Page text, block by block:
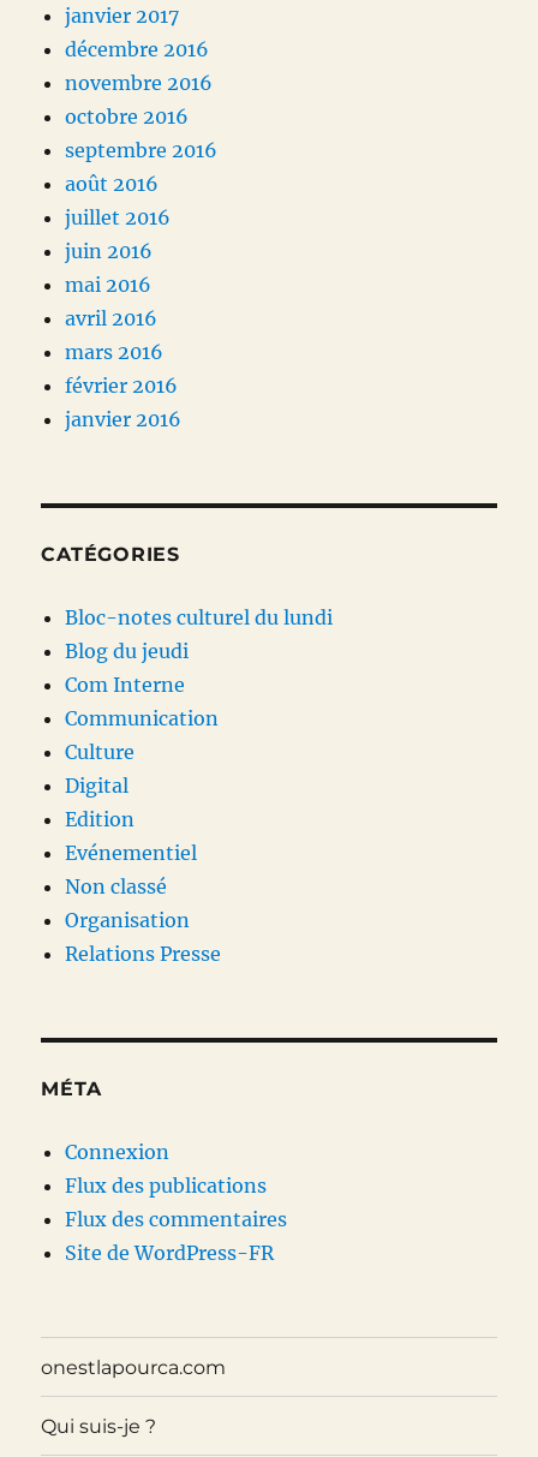
janvier 2017
décembre 2016
novembre 2016
octobre 2016
septembre 2016
août 2016
juillet 2016
juin 2016
mai 2016
avril 2016
mars 2016
février 2016
janvier 2016
CATÉGORIES
Bloc-notes culturel du lundi
Blog du jeudi
Com Interne
Communication
Culture
Digital
Edition
Evénementiel
Non classé
Organisation
Relations Presse
MÉTA
Connexion
Flux des publications
Flux des commentaires
Site de WordPress-FR
onestlapourca.com
Qui suis-je ?